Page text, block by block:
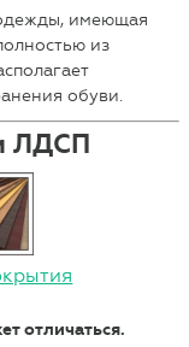
имеющая
из
обуви.
ЛДСП
отличаться.